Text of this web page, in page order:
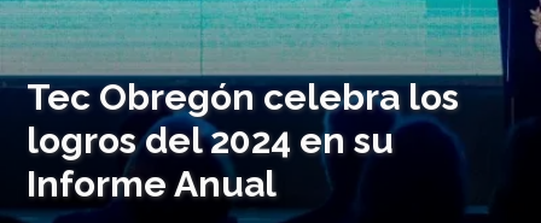
Tec Obregón celebra los
logros del 2024 en su
Informe Anual